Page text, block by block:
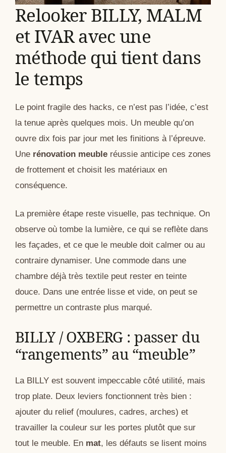
Relooker BILLY, MALM
et IVAR avec une
méthode qui tient dans
le temps
Le point fragile des hacks, ce n’est pas l’idée, c’est
la tenue après quelques mois. Un meuble qu’on
ouvre dix fois par jour met les finitions à l’épreuve.
Une rénovation meuble réussie anticipe ces zones
de frottement et choisit les matériaux en
conséquence.
La première étape reste visuelle, pas technique. On
observe où tombe la lumière, ce qui se reflète dans
les façades, et ce que le meuble doit calmer ou au
contraire dynamiser. Une commode dans une
chambre déjà très textile peut rester en teinte
douce. Dans une entrée lisse et vide, on peut se
permettre un contraste plus marqué.
BILLY / OXBERG : passer du
“rangements” au “meuble”
La BILLY est souvent impeccable côté utilité, mais
trop plate. Deux leviers fonctionnent très bien :
ajouter du relief (moulures, cadres, arches) et
travailler la couleur sur les portes plutôt que sur
tout le meuble. En mat, les défauts se lisent moins